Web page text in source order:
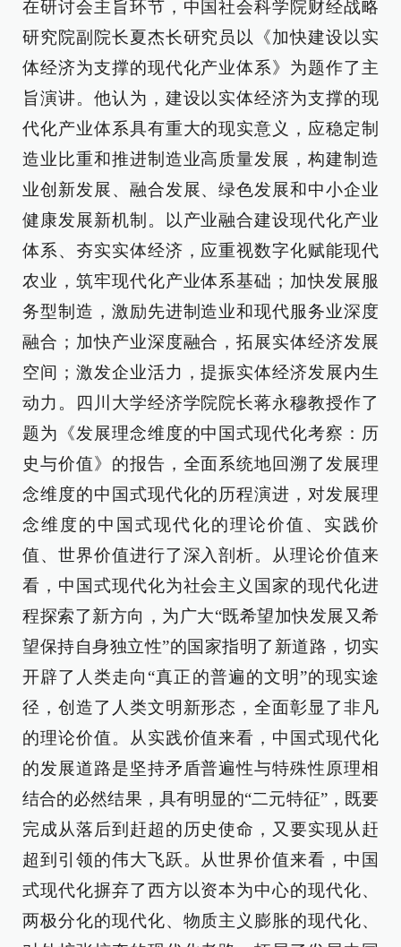
在研讨会主旨环节，中国社会科学院财经战略
研究院副院长夏杰长研究员以《加快建设以实
体经济为支撑的现代化产业体系》为题作了主
旨演讲。他认为，建设以实体经济为支撑的现
代化产业体系具有重大的现实意义，应稳定制
造业比重和推进制造业高质量发展，构建制造
业创新发展、融合发展、绿色发展和中小企业
健康发展新机制。以产业融合建设现代化产业
体系、夯实实体经济，应重视数字化赋能现代
农业，筑牢现代化产业体系基础；加快发展服
务型制造，激励先进制造业和现代服务业深度
融合；加快产业深度融合，拓展实体经济发展
空间；激发企业活力，提振实体经济发展内生
动力。四川大学经济学院院长蒋永穆教授作了
题为《发展理念维度的中国式现代化考察：历
史与价值》的报告，全面系统地回溯了发展理
念维度的中国式现代化的历程演进，对发展理
念维度的中国式现代化的理论价值、实践价
值、世界价值进行了深入剖析。从理论价值来
看，中国式现代化为社会主义国家的现代化进
程探索了新方向，为广大“既希望加快发展又希
望保持自身独立性”的国家指明了新道路，切实
开辟了人类走向“真正的普遍的文明”的现实途
径，创造了人类文明新形态，全面彰显了非凡
的理论价值。从实践价值来看，中国式现代化
的发展道路是坚持矛盾普遍性与特殊性原理相
结合的必然结果，具有明显的“二元特征”，既要
完成从落后到赶超的历史使命，又要实现从赶
超到引领的伟大飞跃。从世界价值来看，中国
式现代化摒弃了西方以资本为中心的现代化、
两极分化的现代化、物质主义膨胀的现代化、